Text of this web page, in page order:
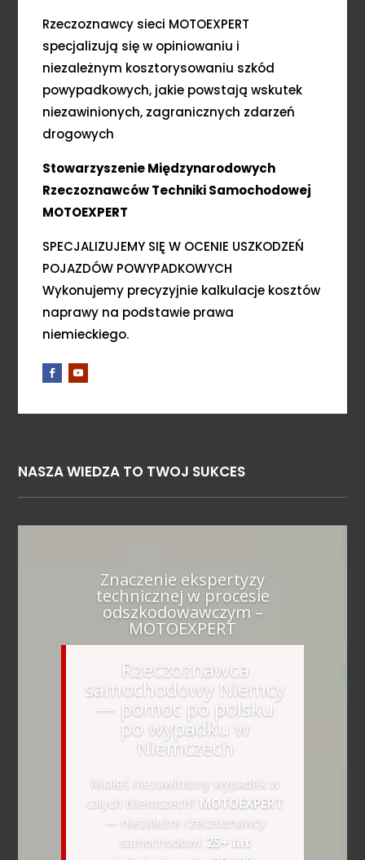
Rzeczoznawcy sieci MOTOEXPERT
specjalizują się w opiniowaniu i
niezależnym kosztorysowaniu szkód
powypadkowych, jakie powstają wskutek
niezawinionych, zagranicznych zdarzeń
drogowych
Stowarzyszenie Międzynarodowych
Rzeczoznawców Techniki Samochodowej
MOTOEXPERT
SPECJALIZUJEMY SIĘ W OCENIE USZKODZEŃ
POJAZDÓW POWYPADKOWYCH
Wykonujemy precyzyjnie kalkulacje kosztów
naprawy na podstawie prawa
niemieckiego.
NASZA WIEDZA TO TWOJ SUKCES
Znaczenie ekspertyzy
technicznej w procesie
odszkodowawczym –
MOTOEXPERT
Rzeczoznawca
samochodowy Niemcy
— pomoc po polsku
po wypadku w
Niemczech
Miałeś niezawiniony wypadek w
całych Niemczech? MOTOEXPERT
— niezależni rzeczoznawcy
samochodowi: 25+ lat